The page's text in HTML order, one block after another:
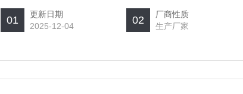
01
更新日期
2025-12-04
02
厂商性质
生产厂家